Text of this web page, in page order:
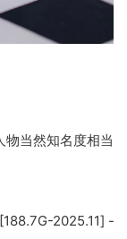
当然知名度相当